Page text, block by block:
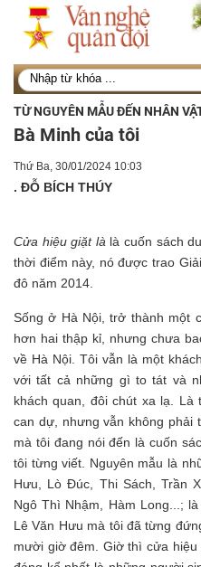
TỪ NGUYÊN MẪU ĐẾN NHÂN
Bà Minh của tôi
Thứ Ba, 30/01/2024 10:03
. ĐỖ BÍCH THÚY
Cửa hiệu giặt làlà cuốn sách
thời điểm này, nó được trao
đô năm 2014.
Sống ở Hà Nội, trở thành một
hơn hai thập kỉ, nhưng chưa
về Hà Nội. Tôi vẫn là một
với tất cả những gì to tát và
khách quan, đôi chút xa lạ.
can dự, nhưng vẫn không phải
mà tôi đang nói đến là cuốn
tôi từng viết. Nguyên mẫu là
Hưu, Lò Đúc, Thi Sách, Trần
Ngô Thì Nhậm, Hàm Long...;
Lê Văn Hưu mà tôi đã từng
mười giờ đêm. Giờ thì cửa